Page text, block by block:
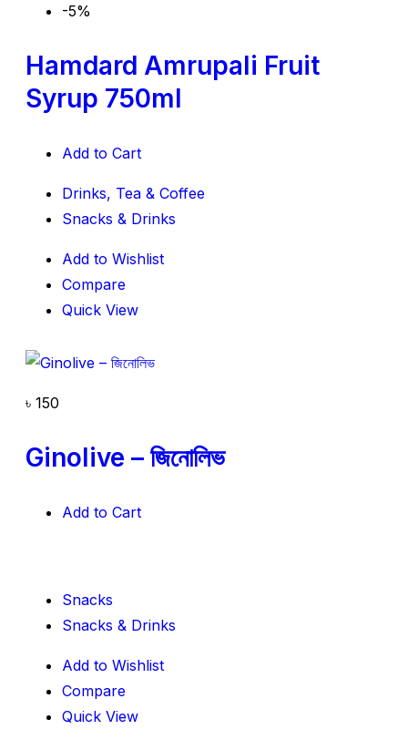
-5%
Hamdard Amrupali Fruit
Syrup 750ml
Add to Cart
Drinks, Tea & Coffee
Snacks & Drinks
Add to Wishlist
Compare
Quick View
৳ 150
Ginolive – জিনোলিভ
Add to Cart
Snacks
Snacks & Drinks
Add to Wishlist
Compare
Quick View